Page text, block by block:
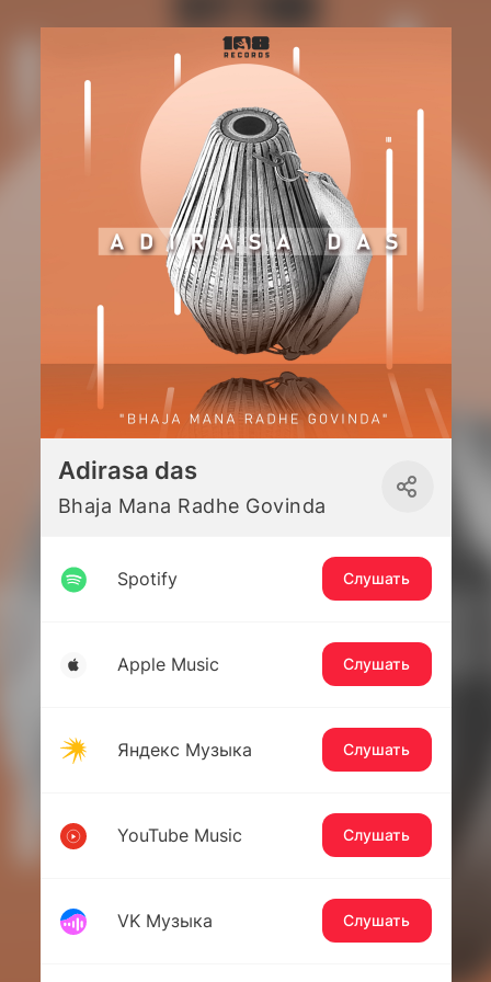
Adirasa das
Bhaja Mana Radhe Govinda
Spotify Слушать
Apple Music Слушать
Яндекс Музыка Слушать
YouTube Music Слушать
VK Музыка Слушать